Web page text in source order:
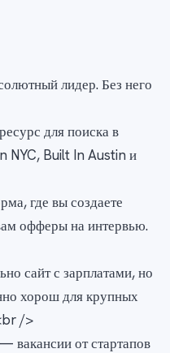
лидер. Без него
для поиска в
NYC, Built In Austin и
где вы создаете
офферы на интервью.
сайт с зарплатами, но
хорош для крупных
/>
от стартапов